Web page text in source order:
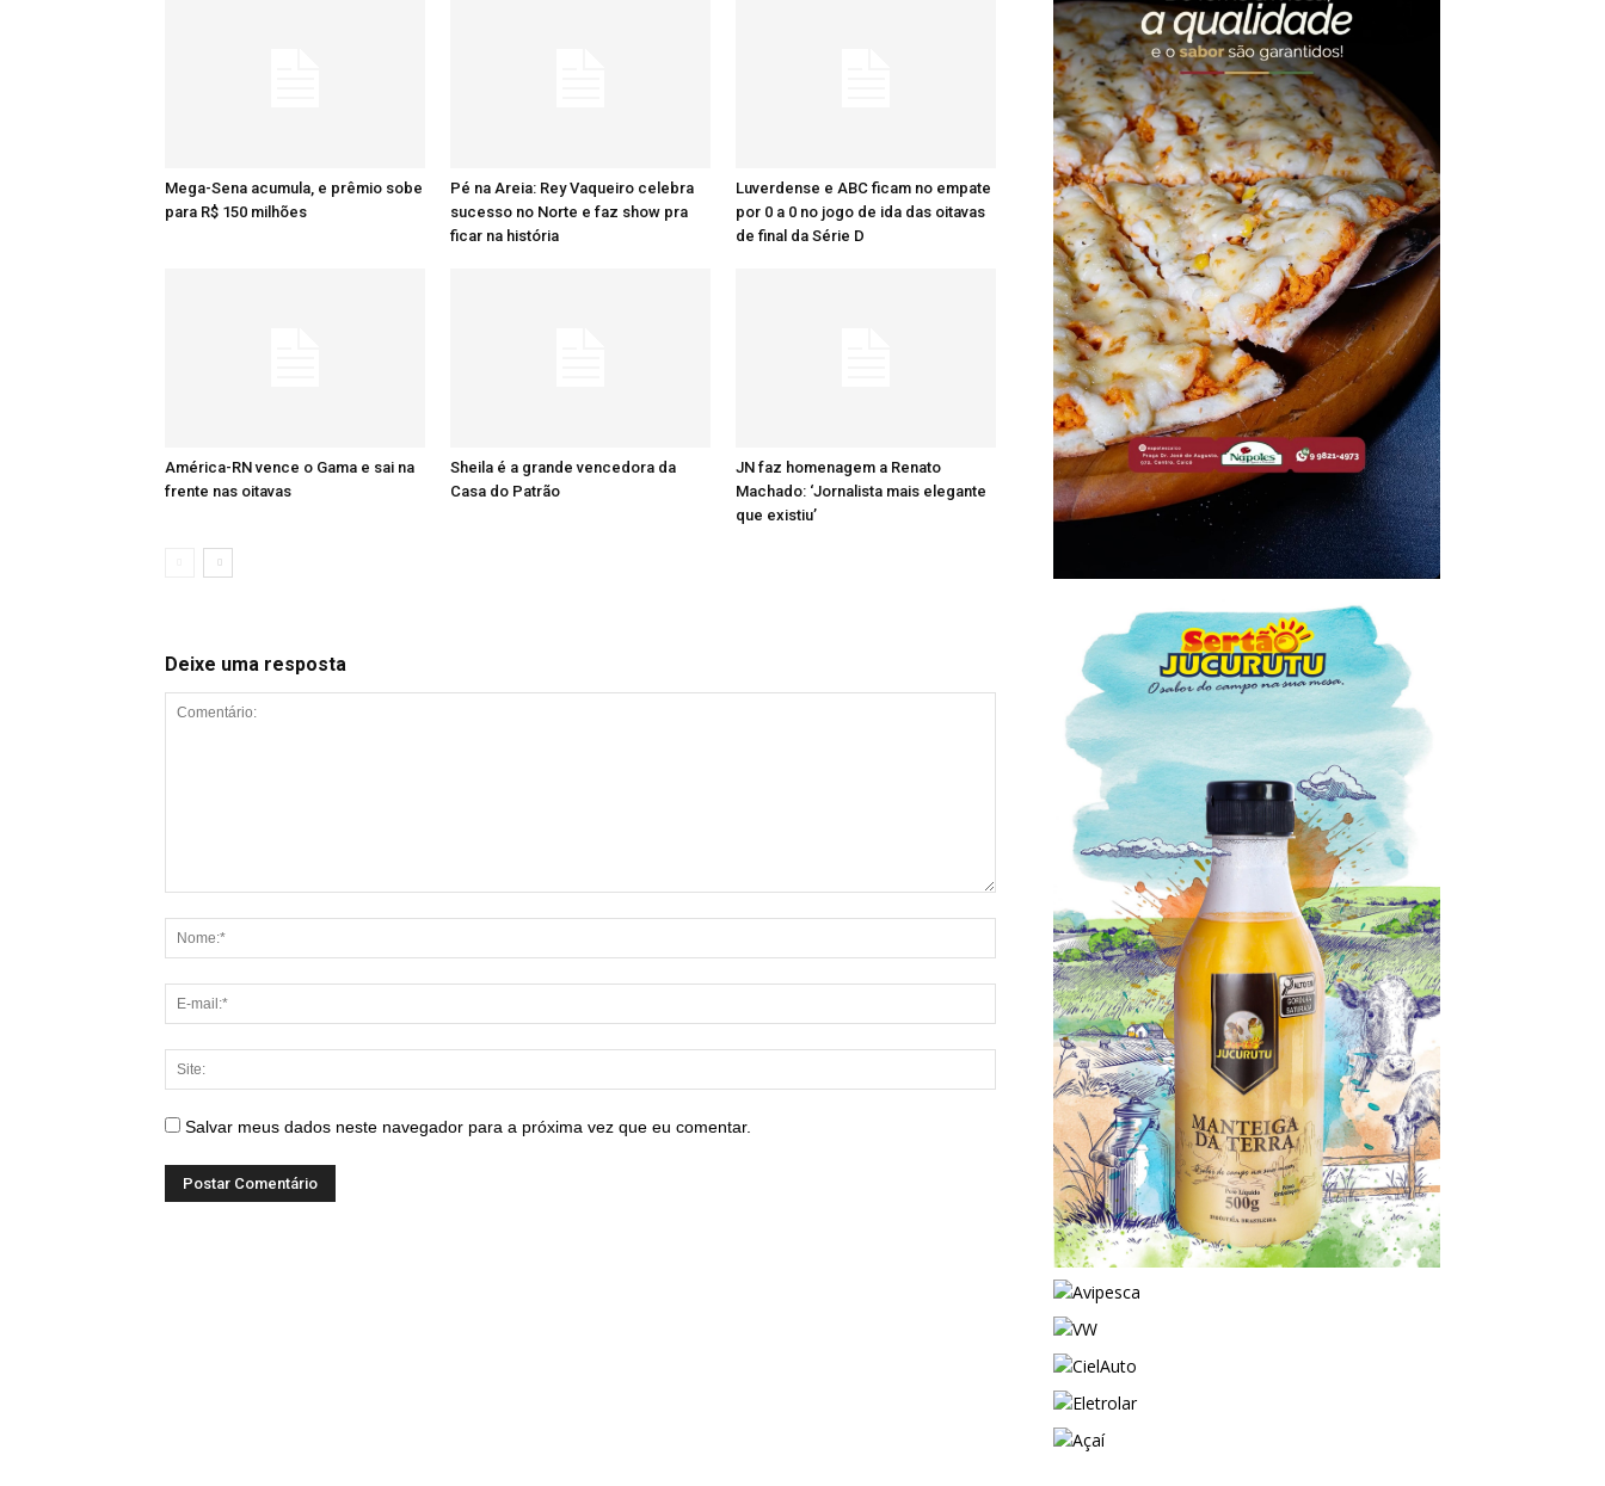
Mega-Sena acumula, e prêmio sobe
para R$ 150 milhões
Pé na Areia: Rey Vaqueiro celebra
sucesso no Norte e faz show pra
ficar na história
Luverdense e ABC ficam no empate
por 0 a 0 no jogo de ida das oitavas
de final da Série D
América-RN vence o Gama e sai na
frente nas oitavas
Sheila é a grande vencedora da
Casa do Patrão
JN faz homenagem a Renato
Machado: ‘Jornalista mais elegante
que existiu’
Deixe uma resposta
Salvar meus dados neste navegador para a próxima vez que eu comentar.